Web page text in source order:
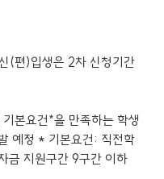
(편)입생은 2차 신청기간
본요건 *을 만족하는 학생
예정 * 기본요건: 직전학
금 지원구간 9구간 이하